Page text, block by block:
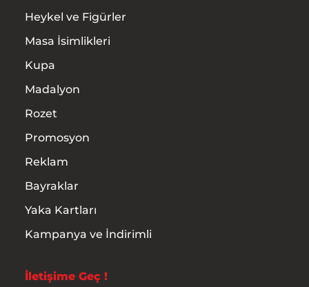
Heykel ve Figürler
Masa İsimlikleri
Kupa
Madalyon
Rozet
Promosyon
Reklam
Bayraklar
Yaka Kartları
Kampanya ve İndirimli
İletişime Geç !